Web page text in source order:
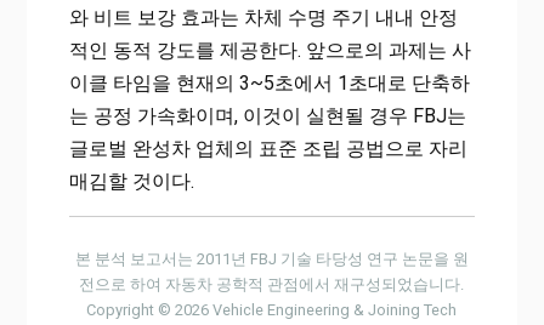
와 비트 보강 효과는 차체 수명 주기 내내 안정
적인 동적 강도를 제공한다. 앞으로의 과제는 사
이클 타임을 현재의 3~5초에서 1초대로 단축하
는 공정 가속화이며, 이것이 실현될 경우 FBJ는
글로벌 완성차 업체의 표준 조립 공법으로 자리
매김할 것이다.
본 분석 보고서는 2011년 FBJ 기술 타당성 연구 논문을 원
전으로 하여 자동차 공학적 관점에서 재구성되었습니다.
Copyright © 2026 Vehicle Engineering & Joining Tech